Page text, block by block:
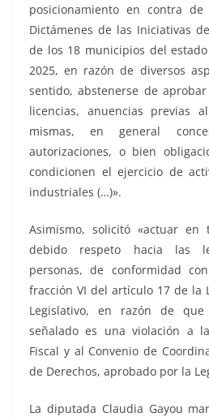
posicionamiento en contra
Dictámenes de las Iniciativas
de los 18 municipios del
2025, en razón de diversos
sentido, abstenerse de
licencias, anuencias previas
mismas, en general
autorizaciones, o bien
condicionen el ejercicio de
industriales (…)».
Asimismo, solicitó «actuar en
debido respeto hacia las
personas, de conformidad
fracción VI del artículo 17 de la
Legislativo, en razón de
señalado es una violación a
Fiscal y al Convenio de
de Derechos, aprobado por la
La diputada Claudia Gayou